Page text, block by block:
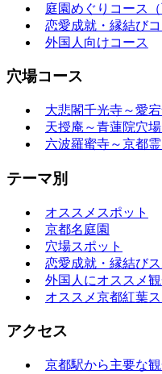
庭園めぐりコース（
恋愛成就・縁結び
外国人向けコース
穴場コース
大悲閣千光寺～愛
天授庵～青蓮院穴
六波羅蜜寺～京都
テーマ別
オススメスポット
京都名庭園
穴場スポット
恋愛成就・縁結びス
外国人にオススメ
オススメ京都紅葉ス
アクセス
京都駅から主要な